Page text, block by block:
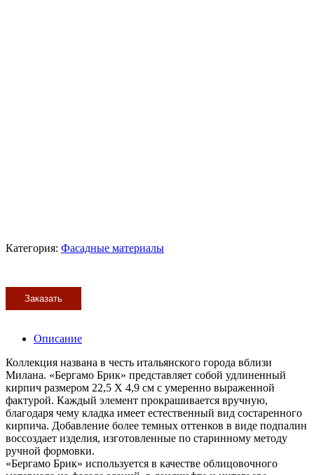
Категория: Фасадные материалы
Заказать
Описание
Коллекция названа в честь итальянского города вблизи
Милана. «Бергамо Брик» представляет собой удлиненный
кирпич размером 22,5 Х 4,9 см с умеренно выраженной
фактурой. Каждый элемент прокрашивается вручную,
благодаря чему кладка имеет естественный вид состаренного
кирпича. Добавление более темных оттенков в виде подпалин
воссоздает изделия, изготовленные по старинному методу
ручной формовки.
«Бергамо Брик» используется в качестве облицовочного